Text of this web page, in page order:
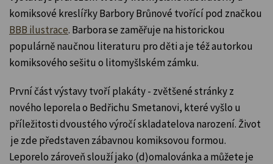
komiksové kreslířky Barbory Brůnové tvořící pod značkou
BBB ilustrace. Barbora se zaměřuje na historickou
populárně naučnou literaturu pro děti a je též autorkou
komiksového sešitu o litomyšlském zámku.
První část výstavy tvoří plakáty - zvětšené stránky z
nového leporela o Bedřichu Smetanovi, které vyšlo u
příležitosti dvoustého výročí skladatelova narození. Život
je zde představen zábavnou komiksovou formou.
Leporelo zároveň slouží jako (d)omalovánka a můžete je